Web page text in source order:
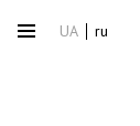
UA ru